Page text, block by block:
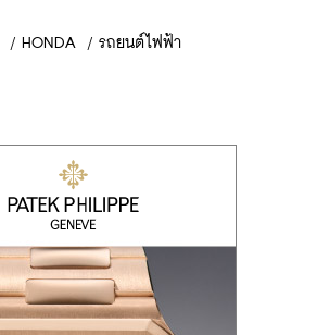
/ HONDA / รถยนต์ไฟฟ้า